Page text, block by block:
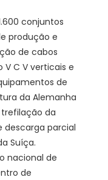
conjuntos
produção e
de cabos
C V verticais e
de
da Alemanha
da
descarga parcial
Suíça.
nacional de
de